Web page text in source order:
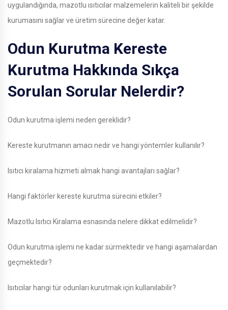
uygulandığında, mazotlu ısıtıcılar malzemelerin kaliteli bir şekilde
kurumasını sağlar ve üretim sürecine değer katar.
Odun Kurutma Kereste
Kurutma Hakkında Sıkça
Sorulan Sorular Nelerdir?
Odun kurutma işlemi neden gereklidir?
Kereste kurutmanın amacı nedir ve hangi yöntemler kullanılır?
Isıtıcı kiralama hizmeti almak hangi avantajları sağlar?
Hangi faktörler kereste kurutma sürecini etkiler?
Mazotlu Isıtıcı Kiralama esnasında nelere dikkat edilmelidir?
Odun kurutma işlemi ne kadar sürmektedir ve hangi aşamalardan
geçmektedir?
Isıtıcılar hangi tür odunları kurutmak için kullanılabilir?